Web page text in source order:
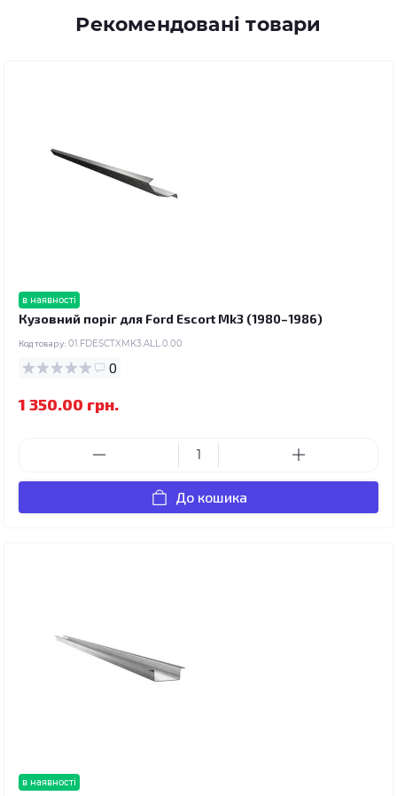
Рекомендовані товари
в наявності
Кузовний поріг для Ford Escort Mk3 (1980–1986)
Код товару: 01.FDESCTXMK3.ALL.0.00
0
1 350.00 грн.
До кошика
в наявності